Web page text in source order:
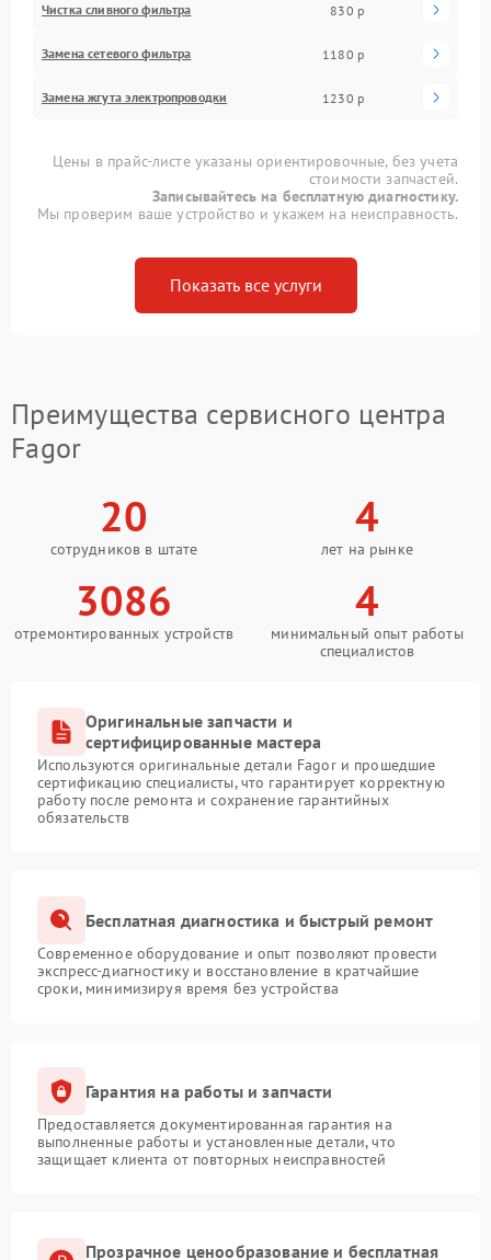
Чистка сливного фильтра 830 р
Замена сетевого фильтра 1180 р
Замена жгута электропроводки 1230 р
Цены в прайс-листе указаны ориентировочные, без учета
стоимости запчастей.
Записывайтесь на бесплатную диагностику.
Мы проверим ваше устройство и укажем на неисправность.
Показать все услуги
Преимущества сервисного центра
Fagor
20
сотрудников в штате
4
лет на рынке
3086
отремонтированных устройств
4
минимальный опыт работы
специалистов
Оригинальные запчасти и
сертифицированные мастера
Используются оригинальные детали Fagor и прошедшие
сертификацию специалисты, что гарантирует корректную
работу после ремонта и сохранение гарантийных
обязательств
Бесплатная диагностика и быстрый ремонт
Современное оборудование и опыт позволяют провести
экспресс-диагностику и восстановление в кратчайшие
сроки, минимизируя время без устройства
Гарантия на работы и запчасти
Предоставляется документированная гарантия на
выполненные работы и установленные детали, что
защищает клиента от повторных неисправностей
Прозрачное ценообразование и бесплатная